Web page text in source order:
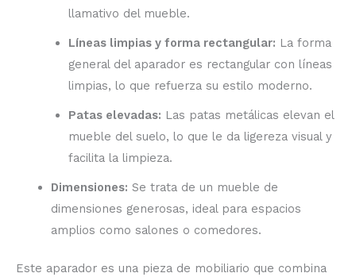
llamativo del mueble.
Líneas limpias y forma rectangular: La forma
general del aparador es rectangular con líneas
limpias, lo que refuerza su estilo moderno.
Patas elevadas: Las patas metálicas elevan el
mueble del suelo, lo que le da ligereza visual y
facilita la limpieza.
Dimensiones: Se trata de un mueble de
dimensiones generosas, ideal para espacios
amplios como salones o comedores.
Este aparador es una pieza de mobiliario que combina